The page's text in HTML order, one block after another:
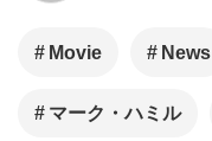
Movie News
マーク・ハミル